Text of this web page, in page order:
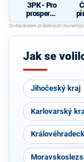
3PK - Pro
prosperují
cí
Pardubick
ý kraj
Jak se
Jihočeský kraj
Karlovarský